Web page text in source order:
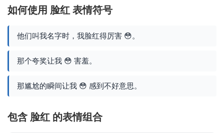
如何使用 脸红 表情符号
他们叫我名字时，我脸红得厉害 😳。
那个夸奖让我 😳 害羞。
那尴尬的瞬间让我 😳 感到不好意思。
包含 脸红 的表情组合